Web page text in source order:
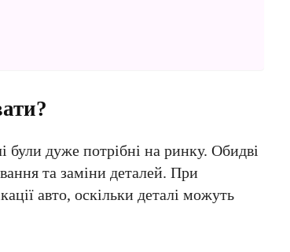
були дуже потрібні на ринку. Обидві
та заміни деталей. При
авто, оскільки деталі можуть